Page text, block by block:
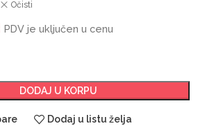
Očisti
PDV je uključen u cenu
DODAJ U KORPU
Dodaj u listu želja